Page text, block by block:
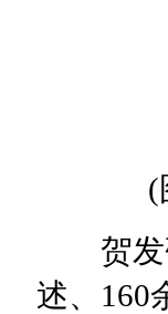
(图
贺发研
述、160